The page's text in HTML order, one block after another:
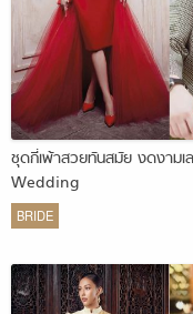
ชุดกี่เพ้าสวยทันสมัย งดงาม
Wedding
BRIDE